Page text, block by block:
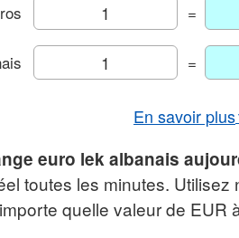
=
=
En savoir plus
Taux de change
Graphique euro/lek
euro lek albanais
toutes les minutes. Utilisez
quelle valeur de EUR